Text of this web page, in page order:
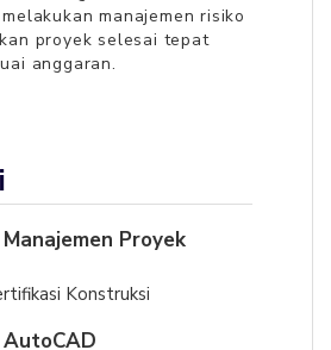
manajemen risiko
proyek selesai tepat
anggaran.
Proyek
Konstruksi